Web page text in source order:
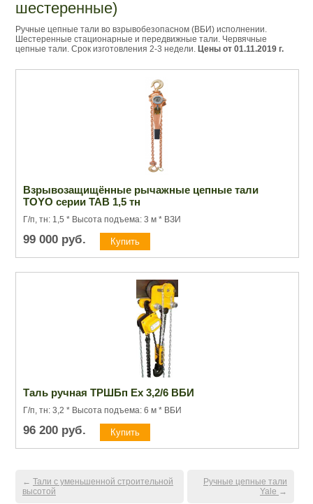
шестеренные)
Ручные цепные тали во взрывобезопасном (ВБИ) исполнении.
Шестеренные стационарные и передвижные тали. Червячные
цепные тали. Срок изготовления 2-3 недели. Цены от 01.11.2019 г.
Взрывозащищённые рычажные цепные тали
TOYO серии TAB 1,5 тн
Г/п, тн: 1,5 * Высота подъема: 3 м * ВЗИ
99 000 руб.
Таль ручная ТРШБп Ех 3,2/6 ВБИ
Г/п, тн: 3,2 * Высота подъема: 6 м * ВБИ
96 200 руб.
← Тали с уменьшенной строительной
высотой
Ручные цепные тали
Yale →